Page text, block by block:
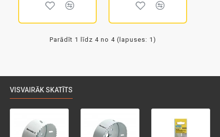
Parādīt 1 līdz 4 no 4 (lapuses: 1)
VISVAIRĀK SKATĪTS